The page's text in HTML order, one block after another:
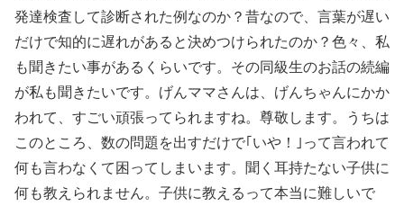
発達検査して診断された例なのか？昔なので、言葉が遅い
だけで知的に遅れがあると決めつけられたのか？色々、私
も聞きたい事があるくらいです。その同級生のお話の続編
が私も聞きたいです。げんママさんは、げんちゃんにかか
われて、すごい頑張ってられますね。尊敬します。うちは
このところ、数の問題を出すだけで｢いや！｣って言われて
何も言わなくて困ってしまいます。聞く耳持たない子供に
何も教えられません。子供に教えるって本当に難しいで